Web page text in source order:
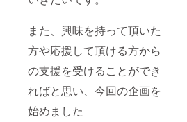
また、興味を持って頂いた
方や応援して頂ける方から
の支援を受けることができ
ればと思い、今回の企画を
始めました